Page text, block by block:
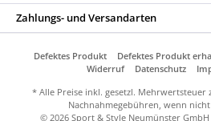
Zahlungs- und Versandarten
Defektes Produkt Defektes Produkt
Widerruf
Datenschutz
* Alle Preise inkl. gesetzl. Mehrwertsteuer
Nachnahmegebühren, wenn
© 2026 Sport & Style Neumünster